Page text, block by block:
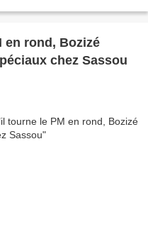
en rond, Bozizé
chez Sassou